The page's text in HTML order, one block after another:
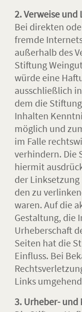
2. Verweise und
Bei direkten
fremde
außerhalb des
Stiftung
würde eine
ausschließlich
dem die
Inhalten
möglich und
im Falle
verhindern. Die
hiermit
der
den zu
waren. Auf die
Gestaltung, die
Urheberschaft
Seiten hat die
Einfluss. Bei
Links
3. Urheber-